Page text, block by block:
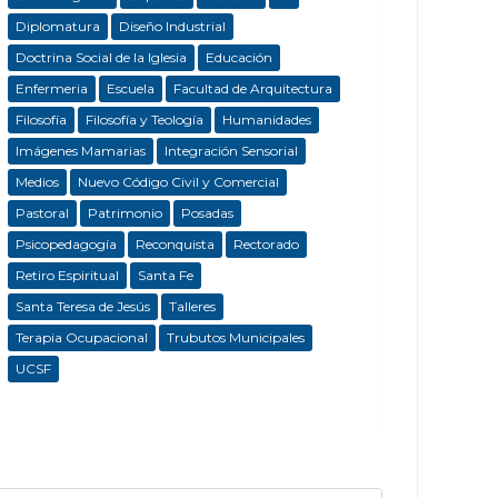
Diplomatura
Diseño Industrial
Doctrina Social de la Iglesia
Educación
Enfermeria
Escuela
Facultad de Arquitectura
Filosofía
Filosofía y Teología
Humanidades
Imágenes Mamarias
Integración Sensorial
Medios
Nuevo Código Civil y Comercial
Pastoral
Patrimonio
Posadas
Psicopedagogía
Reconquista
Rectorado
Retiro Espiritual
Santa Fe
Santa Teresa de Jesús
Talleres
Terapia Ocupacional
Trubutos Municipales
UCSF